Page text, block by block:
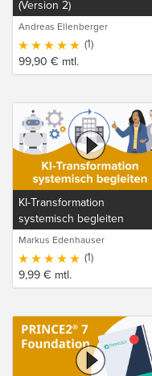
(Version 2)
Andreas Ellenberger
(1)
99,90 € mtl.
KI-Transformation
systemisch begleiten
Markus Edenhauser
(1)
9,99 € mtl.